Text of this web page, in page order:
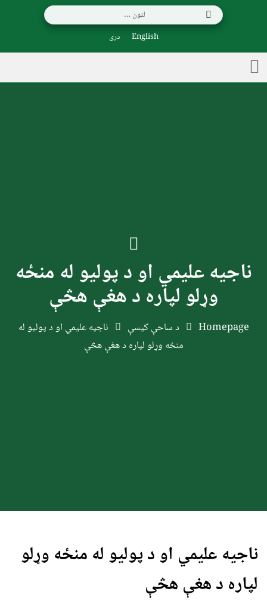
English دری
ناجیه علیمي او د پولیو له منځه
وړلو لپاره د هغې هڅې
Homepage د ساحې کیسې
ناجیه علیمي او د پولیو له
منځه وړلو لپاره د هغې هڅې
ناجیه علیمي او د پولیو له منځه وړلو
لپاره د هغې هڅې